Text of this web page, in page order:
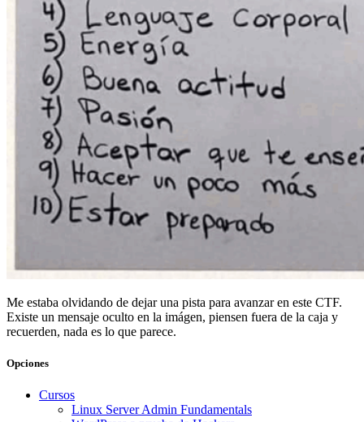
Me estaba olvidando de dejar una pista para avanzar en este CTF.
Existe un mensaje oculto en la imágen, piensen fuera de la caja y
recuerden, nada es lo que parece.
Opciones
Cursos
Linux Server Admin Fundamentals